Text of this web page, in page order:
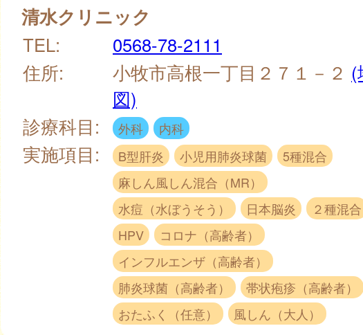
清水クリニック
TEL:
0568-78-2111
住所:
小牧市高根一丁目２７１－２ (
図)
診療科目:
外科 内科
実施項目: B型肝炎 小児用肺炎球菌
5種混合
麻しん風しん混合（MR）
水痘（水ぼうそう）
日本脳炎
２種混合
HPV
コロナ（高齢者）
インフルエンザ（高齢者）
肺炎球菌（高齢者）
帯状疱疹（高齢者）
おたふく（任意）
風しん（大人）